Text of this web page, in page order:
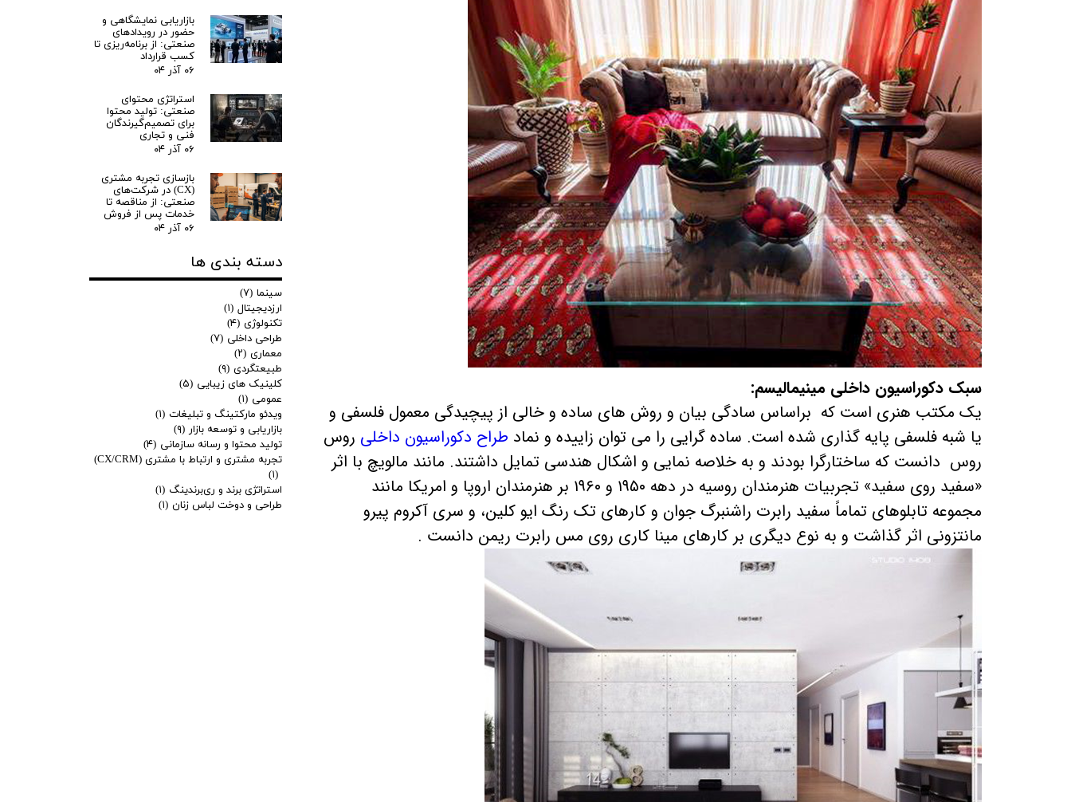
سبک دکوراسیون داخلی مینیمالیسم:
یک مکتب هنری است که براساس سادگی بیان و روش های ساده و خالی از پیچیدگی معمول فلسفی و
یا شبه فلسفی پایه گذاری شده است. ساده گرایی را می توان زاییده و نماد طراح دکوراسیون داخلی روس
روس دانست که ساختارگرا بودند و به خلاصه نمایی و اشکال هندسی تمایل داشتند. مانند مالویچ با اثر
«سفید روی سفید» تجربیات هنرمندان روسیه در دهه ۱۹۵۰ و ۱۹۶۰ بر هنرمندان اروپا و امریکا مانند
مجموعه تابلوهای تماماً سفید رابرت راشنبرگ جوان و کارهای تک رنگ ایو کلین، و سری آکروم پیرو
مانتزونی اثر گذاشت و به نوع دیگری بر کارهای مینا کاری روی مس رابرت ریمن دانست .
بازاریابی نمایشگاهی و
حضور در رویدادهای
صنعتی: از برنامه‌ریزی تا
کسب قرارداد
۰۶ آذر ۰۴
استراتژی محتوای
صنعتی: تولید محتوا
برای تصمیم‌گیرندگان
فنی و تجاری
۰۶ آذر ۰۴
بازسازی تجربه مشتری
(CX) در شرکت‌های
صنعتی: از مناقصه تا
خدمات پس از فروش
۰۶ آذر ۰۴
دسته بندی ها
سینما (۷)
ارزدیجیتال (۱)
تکنولوژی (۴)
طراحی داخلی (۷)
معماری (۲)
طبیعتگردی (۹)
کلینیک های زیبایی (۵)
عمومی (۱)
ویدئو مارکتینگ و تبلیغات (۱)
بازاریابی و توسعه بازار (۹)
تولید محتوا و رسانه سازمانی (۴)
تجربه مشتری و ارتباط با مشتری (CX/CRM)
(۱)
استراتژی برند و ری‌برندینگ (۱)
طراحی و دوخت لباس زنان (۱)